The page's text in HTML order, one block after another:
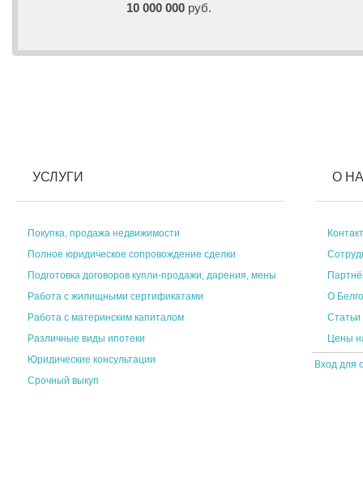
10 000 000 руб.
УСЛУГИ
Покупка, продажа недвижимости
Полное юридическое сопровождение сделки
Подготовка договоров купли-продажи, дарения, мены
Работа с жилищными сертификатами
Работа с материнским капиталом
Различные виды ипотеки
Юридические консультации
Срочный выкуп
О
О
Статьи
Цены
Вход для